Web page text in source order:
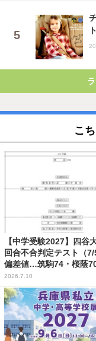
こ
【中学受験2027】四谷
回合不合判定テスト（7/
偏差値…筑駒74・桜蔭
2026.7.10